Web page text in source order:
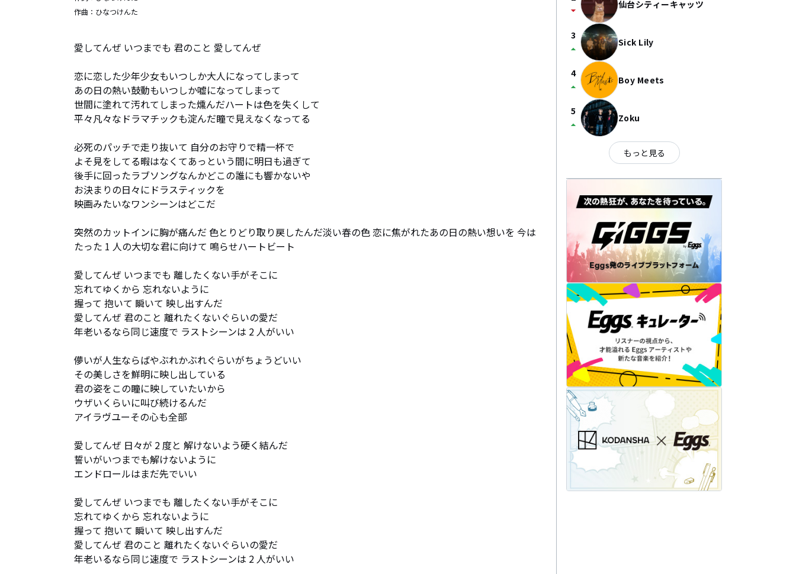
作曲： ひなつけんた
愛してんぜ いつまでも 君のこと 愛してんぜ
恋に恋した少年少女もいつしか大人になってしまって
あの日の熱い鼓動もいつしか嘘になってしまって
世間に塗れて汚れてしまった燻んだハートは色を失くして
平々凡々なドラマチックも淀んだ瞳で見えなくなってる
必死のパッチで走り抜いて 自分のお守りで精一杯で
よそ見をしてる暇はなくてあっという間に明日も過ぎて
後手に回ったラブソングなんかどこの誰にも響かないや
お決まりの日々にドラスティックを
映画みたいなワンシーンはどこだ
突然のカットインに胸が痛んだ 色とりどり取り戻したんだ淡い春の色 恋に焦がれたあの日の熱い想いを 今は
たった 1 人の大切な君に向けて 鳴らせハートビート
愛してんぜ いつまでも 離したくない手がそこに
忘れてゆくから 忘れないように
握って 抱いて 瞬いて 映し出すんだ
愛してんぜ 君のこと 離れたくないぐらいの愛だ
年老いるなら同じ速度で ラストシーンは 2 人がいい
儚いが人生ならばやぶれかぶれぐらいがちょうどいい
その美しさを鮮明に映し出している
君の姿をこの瞳に映していたいから
ウザいくらいに叫び続けるんだ
アイラヴユーその心も全部
愛してんぜ 日々が 2 度と 解けないよう硬く結んだ
誓いがいつまでも解けないように
エンドロールはまだ先でいい
愛してんぜ いつまでも 離したくない手がそこに
忘れてゆくから 忘れないように
握って 抱いて 瞬いて 映し出すんだ
愛してんぜ 君のこと 離れたくないぐらいの愛だ
年老いるなら同じ速度で ラストシーンは 2 人がいい
arrow_drop_down 仙台シティーキャッツ
3
arrow_drop_up Sick Lily
4
arrow_drop_up Boy Meets
5
arrow_drop_up Zoku
もっと見る